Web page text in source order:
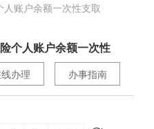
账户余额一次性支取
个人账户余额一次性
办事指南
办理